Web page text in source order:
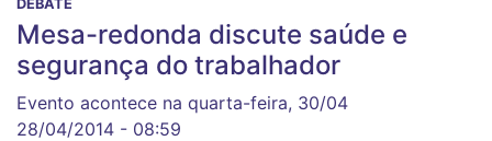
DEBATE
Mesa-redonda discute saúde e
segurança do trabalhador
Evento acontece na quarta-feira, 30/04
28/04/2014 - 08:59